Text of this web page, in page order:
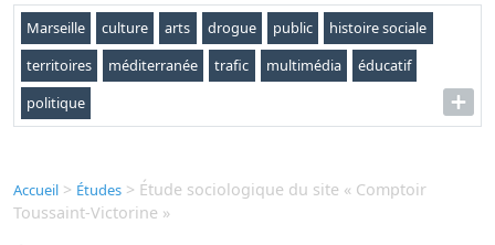
Marseille culture arts drogue public
histoire sociale
territoires
méditerranée trafic multimédia
éducatif
politique
Accueil > Études > Étude sociologique du site « Comptoir
Toussaint-Victorine »